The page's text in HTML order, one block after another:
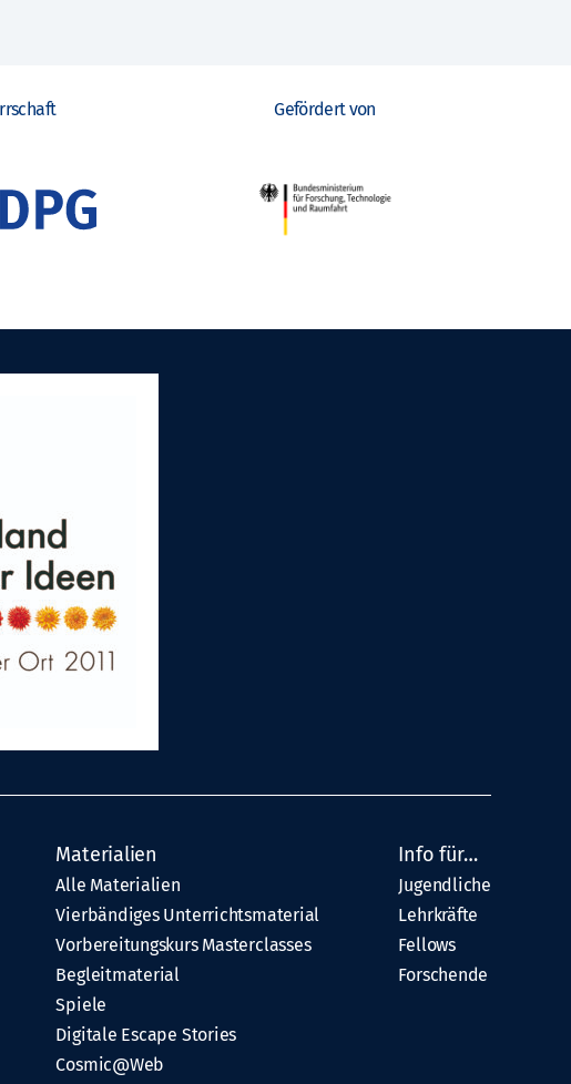
Gefördert von
Materialien
Alle Materialien
Vierbändiges Unterrichtsmaterial
Vorbereitungskurs Masterclasses
Begleitmaterial
Spiele
Digitale Escape Stories
Cosmic@Web
Info für…
Jugendliche
Lehrkräfte
Fellows
Forschende